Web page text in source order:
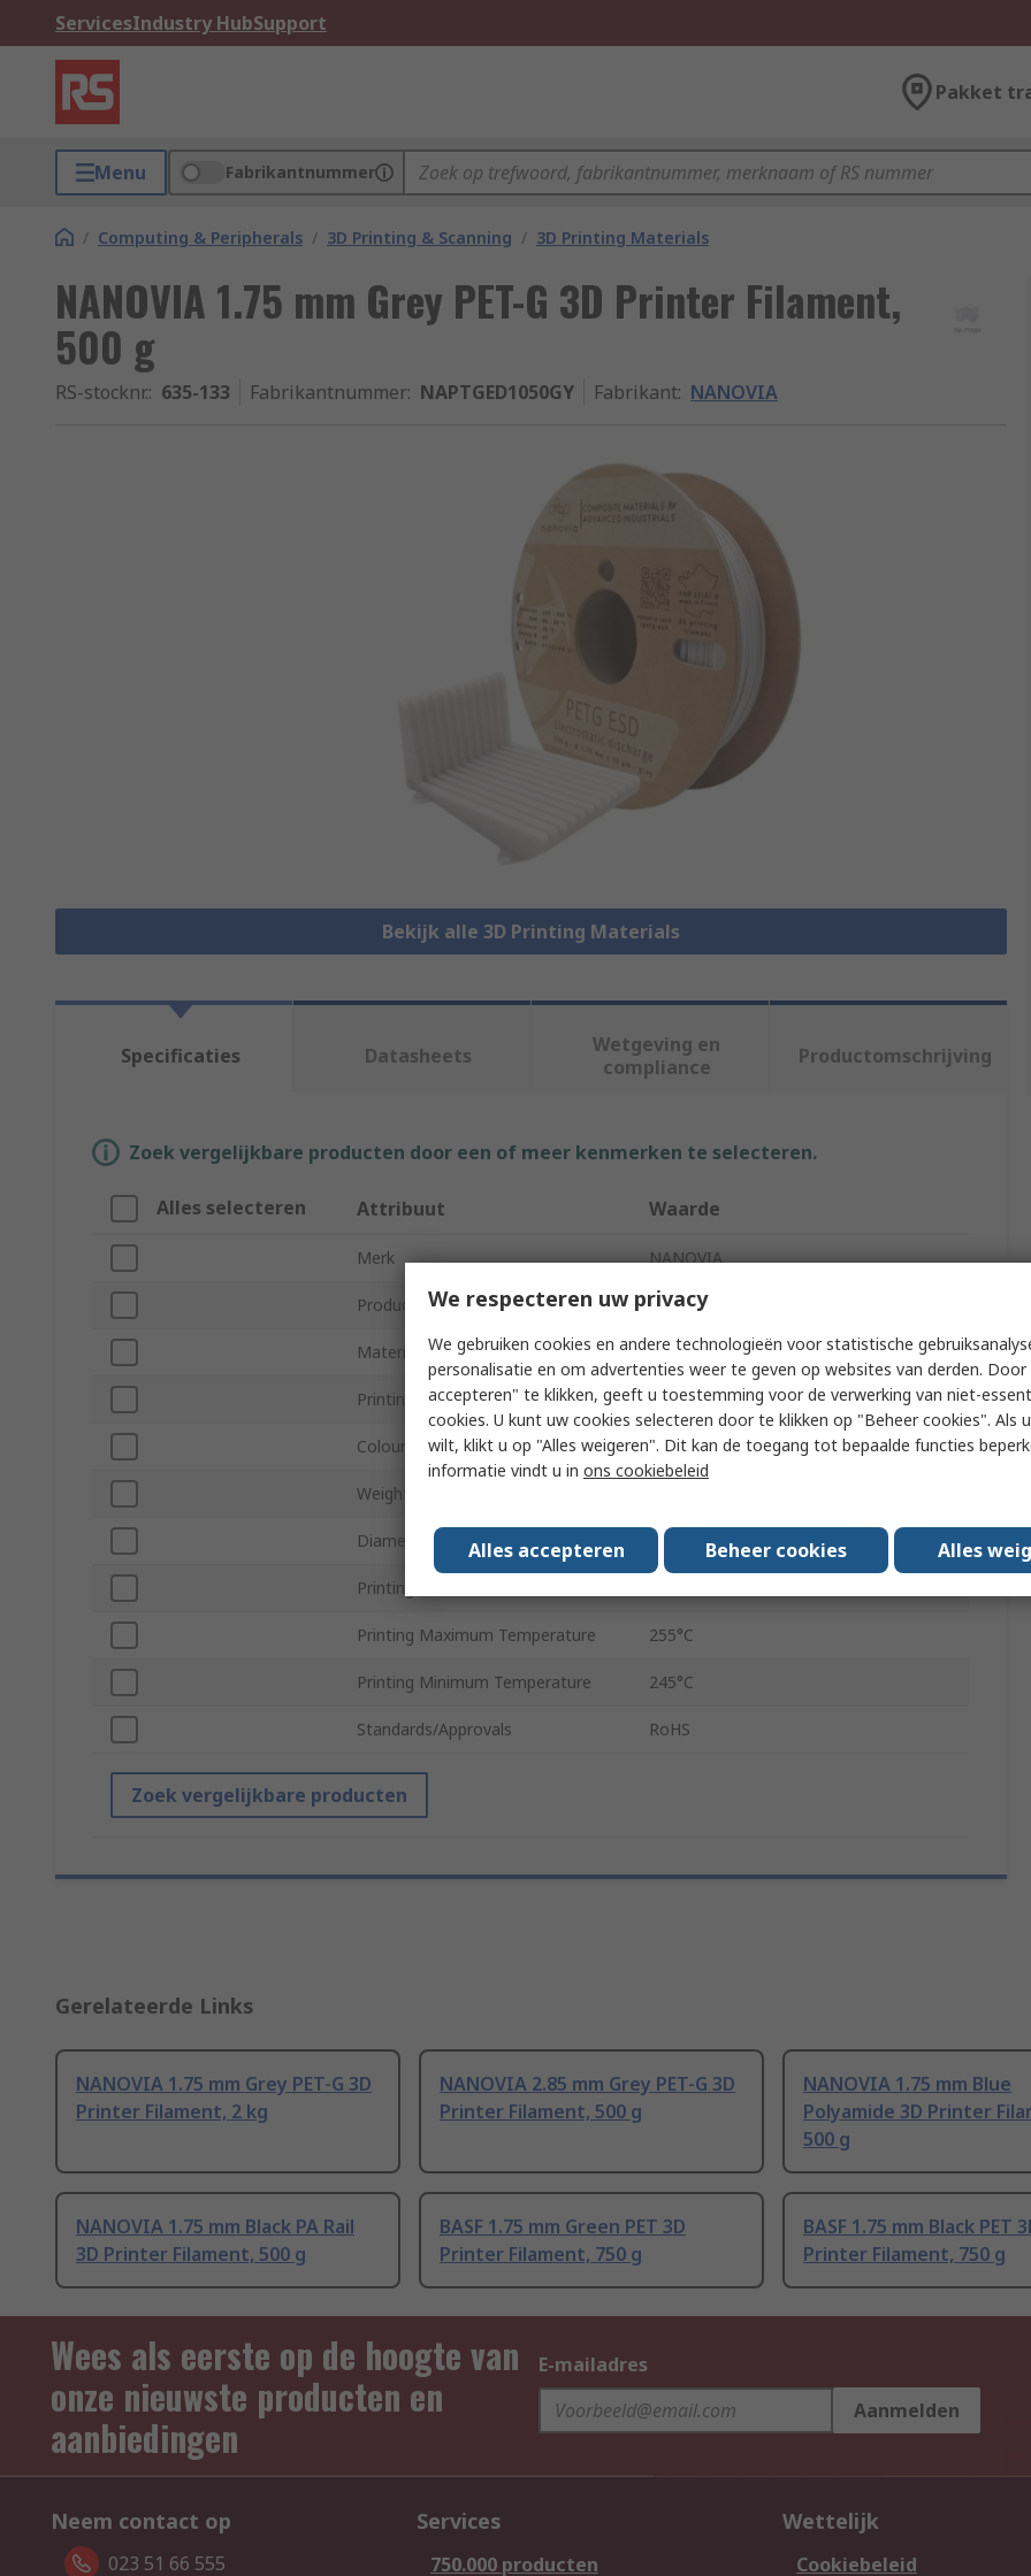
ServicesIndustry HubSupport
Pakket
Menu Fabrikantnummer
/ Computing & Peripherals / 3D Printing & Scanning / 3D Printing Materials
NANOVIA 1.75 mm Grey PET-G 3D Printer Filament,
500 g
RS-stocknr.: 635-133 Fabrikantnummer: NAPTGED1050GY Fabrikant: NANOVIA
Bekijk alle 3D Printing Materials
Specificaties Datasheets
Wetgeving en
compliance
Productomschrijving
Zoek vergelijkbare producten door een of meer kenmerken te selecteren.
Alles selecteren Attribuut Waarde
Merk NANOVIA
Product Type 3D Printer Filament
Material Type Polyethylene Terephthalate-G (PETG)
Printing Technology Fused Deposition Modeling (FDM)
Colour Grey
Weight
Diameter 1.75mm
Printing Material
Printing Maximum Temperature 255°C
Printing Minimum Temperature 245°C
Standards/Approvals RoHS
Zoek vergelijkbare producten
Gerelateerde Links
NANOVIA 1.75 mm Grey PET-G 3D
Printer Filament, 2 kg
NANOVIA 2.85 mm Grey PET-G 3D
Printer Filament, 500 g
NANOVIA 1.75 mm Blue
Polyamide 3D Printer
500 g
NANOVIA 1.75 mm Black PA Rail
3D Printer Filament, 500 g
BASF 1.75 mm Green PET 3D
Printer Filament, 750 g
BASF 1.75 mm Black PET
Printer Filament, 750 g
Wees als eerste op de hoogte van
onze nieuwste producten en
aanbiedingen
E-mailadres
Aanmelden
Neem contact op
023 51 66 555
Services
750.000 producten
Wettelijk
Cookiebeleid
We respecteren uw privacy
We gebruiken cookies en andere technologieën voor statistische
personalisatie en om advertenties weer te geven op websites van derden. Door
accepteren" te klikken, geeft u toestemming voor de verwerking van niet-
cookies. U kunt uw cookies selecteren door te klikken op "Beheer cookies". Als
wilt, klikt u op "Alles weigeren". Dit kan de toegang tot bepaalde functies
informatie vindt u in ons cookiebeleid
Alles accepteren Beheer cookies Alles